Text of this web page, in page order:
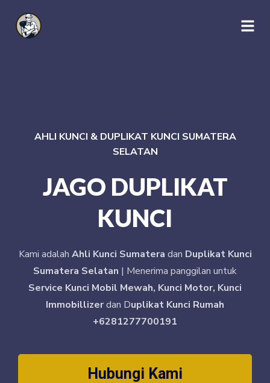
AHLI KUNCI & DUPLIKAT KUNCI SUMATERA
SELATAN
JAGO DUPLIKAT
KUNCI
Kami adalah Ahli Kunci Sumatera dan Duplikat Kunci
Sumatera Selatan | Menerima panggilan untuk
Service Kunci Mobil Mewah, Kunci Motor, Kunci
Immobillizerdan Duplikat Kunci Rumah
+6281277700191
Hubungi Kami